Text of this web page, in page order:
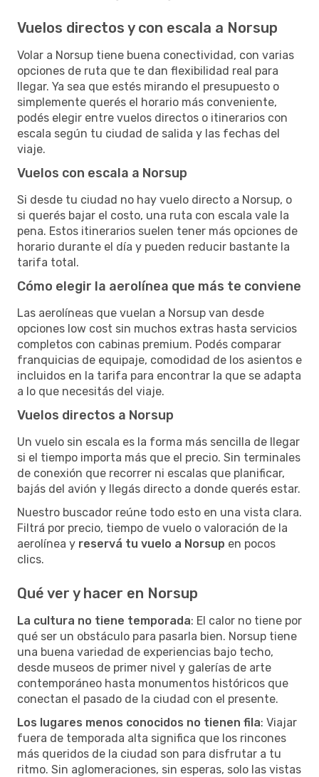
Vuelos directos y con escala a Norsup
Volar a Norsup tiene buena conectividad, con varias
opciones de ruta que te dan flexibilidad real para
llegar. Ya sea que estés mirando el presupuesto o
simplemente querés el horario más conveniente,
podés elegir entre vuelos directos o itinerarios con
escala según tu ciudad de salida y las fechas del
viaje.
Vuelos con escala a Norsup
Si desde tu ciudad no hay vuelo directo a Norsup, o
si querés bajar el costo, una ruta con escala vale la
pena. Estos itinerarios suelen tener más opciones de
horario durante el día y pueden reducir bastante la
tarifa total.
Cómo elegir la aerolínea que más te conviene
Las aerolíneas que vuelan a Norsup van desde
opciones low cost sin muchos extras hasta servicios
completos con cabinas premium. Podés comparar
franquicias de equipaje, comodidad de los asientos e
incluidos en la tarifa para encontrar la que se adapta
a lo que necesitás del viaje.
Vuelos directos a Norsup
Un vuelo sin escala es la forma más sencilla de llegar
si el tiempo importa más que el precio. Sin terminales
de conexión que recorrer ni escalas que planificar,
bajás del avión y llegás directo a donde querés estar.
Nuestro buscador reúne todo esto en una vista clara.
Filtrá por precio, tiempo de vuelo o valoración de la
aerolínea y reservá tu vuelo a Norsup en pocos
clics.
Qué ver y hacer en Norsup
La cultura no tiene temporada: El calor no tiene por
qué ser un obstáculo para pasarla bien. Norsup tiene
una buena variedad de experiencias bajo techo,
desde museos de primer nivel y galerías de arte
contemporáneo hasta monumentos históricos que
conectan el pasado de la ciudad con el presente.
Los lugares menos conocidos no tienen fila: Viajar
fuera de temporada alta significa que los rincones
más queridos de la ciudad son para disfrutar a tu
ritmo. Sin aglomeraciones, sin esperas, solo las vistas